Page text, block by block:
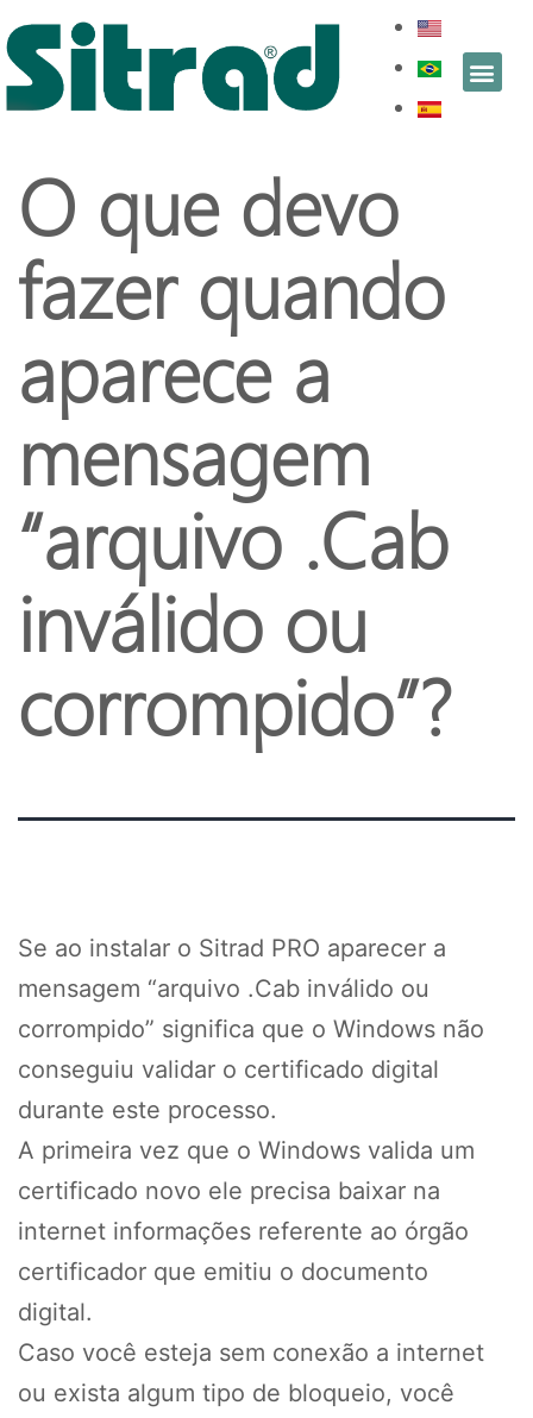
O que devo
fazer quando
aparece a
mensagem
“arquivo .Cab
inválido ou
corrompido”?
Se ao instalar o Sitrad PRO aparecer a
mensagem “arquivo .Cab inválido ou
corrompido” significa que o Windows não
conseguiu validar o certificado digital
durante este processo.
A primeira vez que o Windows valida um
certificado novo ele precisa baixar na
internet informações referente ao órgão
certificador que emitiu o documento
digital.
Caso você esteja sem conexão a internet
ou exista algum tipo de bloqueio, você